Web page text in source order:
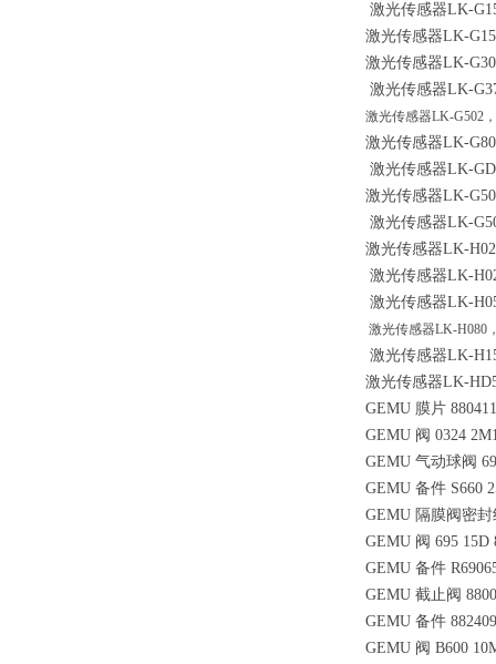
激光传感器LK-
激光传感器LK-
激光传感器LK-
激光传感器LK-
激光传感器LK-G502
激光传感器LK-
激光传感器LK-
激光传感器LK-
激光传感器LK-
激光传感器LK-
激光传感器LK-
激光传感器LK-
激光传感器LK-H080
激光传感器LK-
激光传感器LK-
GEMU 膜片
GEMU 阀 0324
GEMU 气动球阀
GEMU 备件 S660
GEMU 隔膜阀密封
GEMU 阀 695 15D
GEMU 备件
GEMU 截止阀
GEMU 备件
GEMU 阀 B600